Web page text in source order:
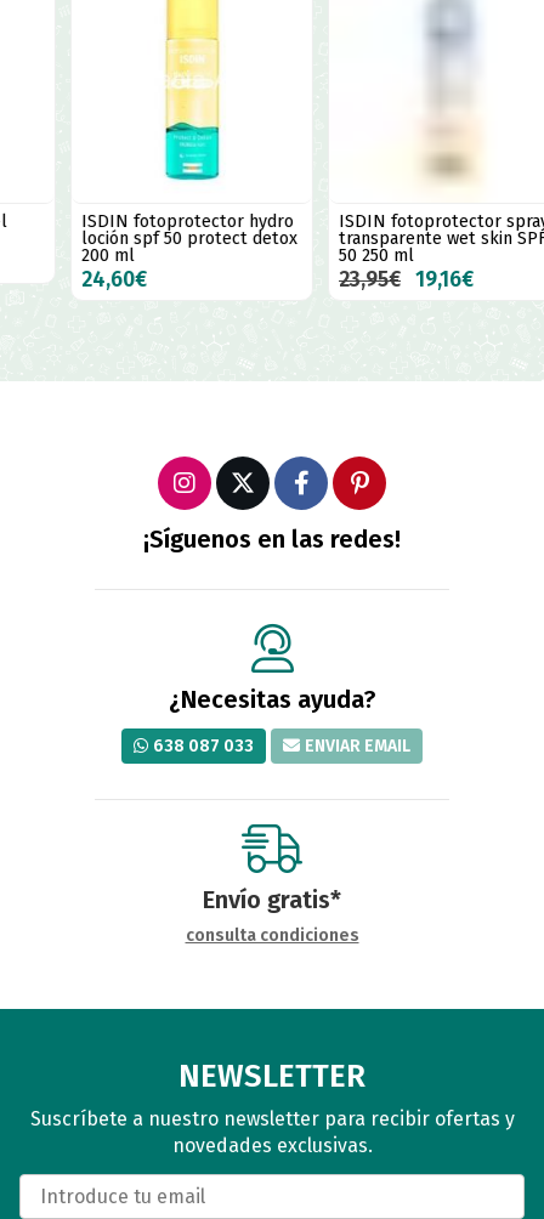
ISDIN fotoprotector hydro
loción spf 50 protect detox
200 ml
24,60€
ISDIN fotoprotector spray
transparente wet skin SPF
50 250 ml
23,95€ 19,16€
¡Síguenos en las redes!
¿Necesitas ayuda?
638 087 033 ENVIAR EMAIL
Envío gratis*
consulta condiciones
NEWSLETTER
Suscríbete a nuestro newsletter para recibir ofertas y
novedades exclusivas.